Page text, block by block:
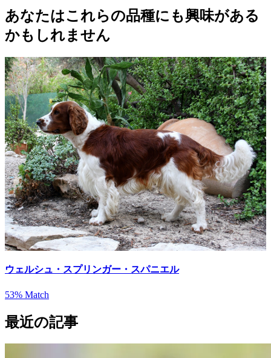
あなたはこれらの品種にも興味がある
かもしれません
ウェルシュ・スプリンガー・スパニエル
53% Match
最近の記事